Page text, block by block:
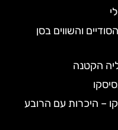
והשווים בסן
הקטנה
– היכרות עם הרובע